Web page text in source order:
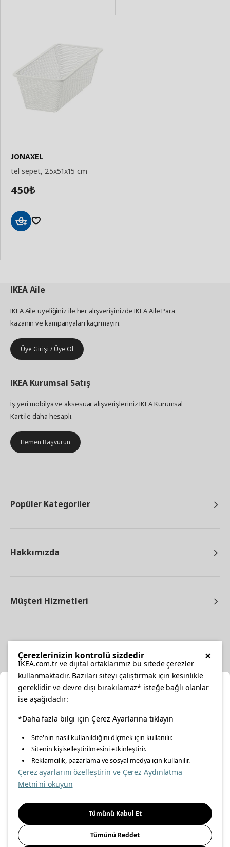
JONAXEL
tel sepet, 25x51x15 cm
450₺
IKEAAile
IKEA Aile üyeliğiniz ile her alışverişinizde IKEA Aile Para
kazanın ve kampanyaları kaçırmayın.
Üye Girişi / Üye Ol
IKEA Kurumsal Satış
İş yeri mobilya ve aksesuar alışverişleriniz IKEA Kurumsal
Kart ile daha hesaplı.
Hemen Başvurun
Popüler Kategoriler
Hakkımızda
Müşteri Hizmetleri
facebooktwitterinstagrampinterestyoutube
linkedin
Enerji Politikası Bilgi Güvenliği Politikası
Gıda Güvenliği Politikası
Önemli Bilgilendirme İnternet Sitesi Gizlilik Politikası
Kişisel Verilerin Korunması
Konumunuzu Seçin
İnternetten vereceğiniz siparişlerinizde size özel hizmet ve
içerikleri görebilmek için lütfen konumuzu seçin.
İl seçiniz
Seçiniz
×
Çerezlerinizin kontrolü sizdedir
IKEA.com.tr ve dijital ortaklarımız bu sitede çerezler
kullanmaktadır. Bazıları siteyi çalıştırmak için kesinlikle
gereklidir ve devre dışı bırakılamaz* isteğe bağlı olanlar
ise aşağıdadır:
*Daha fazla bilgi için Çerez Ayarlarına tıklayın
Site'nin nasıl kullanıldığını ölçmek için kullanılır.
Sitenin kişiselleştirilmesini etkinleştirir.
Reklamcılık, pazarlama ve sosyal medya için kullanılır.
Çerez ayarlarını özelleştirin ve Çerez Aydınlatma
Metni'ni okuyun
Tümünü Kabul Et
Tümünü Reddet